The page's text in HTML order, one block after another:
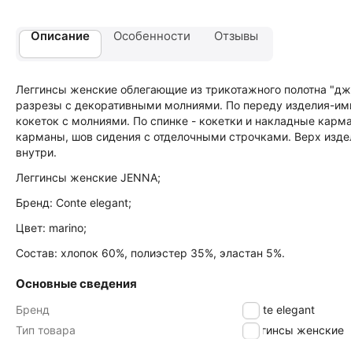
Описание Особенности Отзывы
Леггинсы женские облегающие из трикотажного полотна
разрезы с декоративными молниями. По переду изделия-
кокеток с молниями. По спинке - кокетки и накладные
карманы, шов сидения с отделочными строчками. Верх
внутри.
Леггинсы женские JENNA;
Бренд: Conte elegant;
Цвет: marino;
Состав: хлопок 60%, полиэстер 35%, эластан 5%.
Основные сведения
Бренд
Conte elegant
Тип товара
Леггинсы женские